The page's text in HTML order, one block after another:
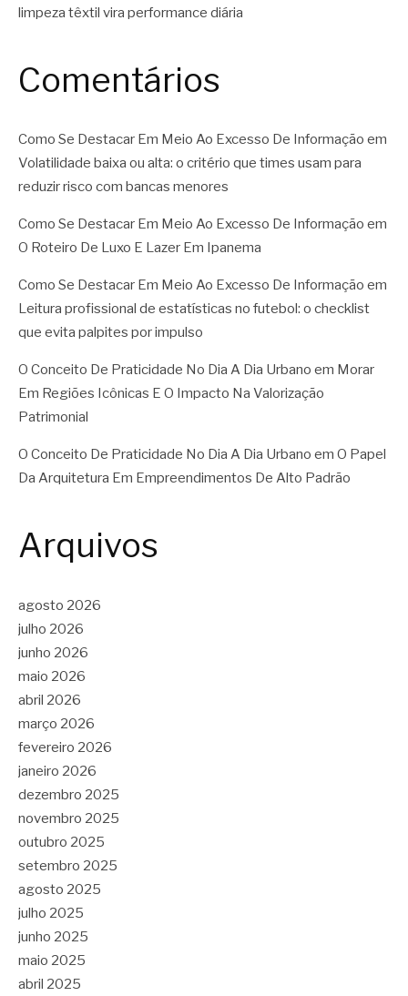
limpeza têxtil vira performance diária
Comentários
Como Se Destacar Em Meio Ao Excesso De Informação em
Volatilidade baixa ou alta: o critério que times usam para
reduzir risco com bancas menores
Como Se Destacar Em Meio Ao Excesso De Informação em
O Roteiro De Luxo E Lazer Em Ipanema
Como Se Destacar Em Meio Ao Excesso De Informação em
Leitura profissional de estatísticas no futebol: o checklist
que evita palpites por impulso
O Conceito De Praticidade No Dia A Dia Urbano em Morar
Em Regiões Icônicas E O Impacto Na Valorização
Patrimonial
O Conceito De Praticidade No Dia A Dia Urbano em O Papel
Da Arquitetura Em Empreendimentos De Alto Padrão
Arquivos
agosto 2026
julho 2026
junho 2026
maio 2026
abril 2026
março 2026
fevereiro 2026
janeiro 2026
dezembro 2025
novembro 2025
outubro 2025
setembro 2025
agosto 2025
julho 2025
junho 2025
maio 2025
abril 2025